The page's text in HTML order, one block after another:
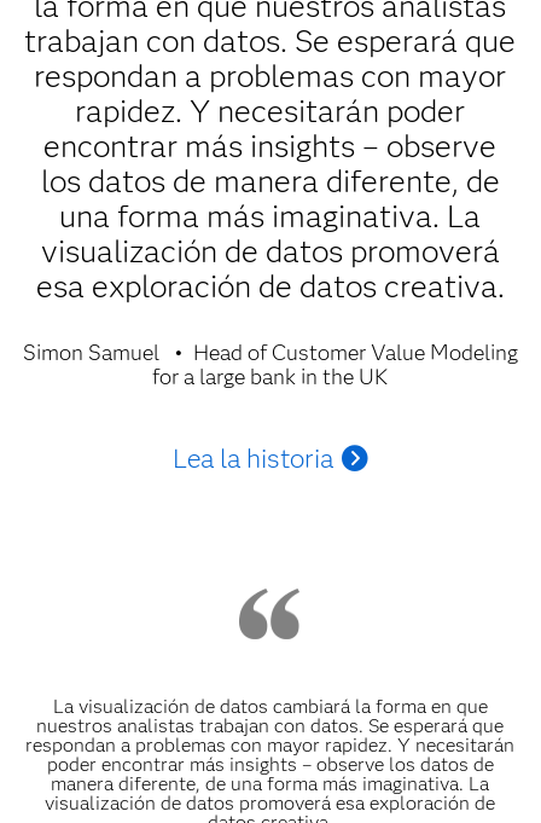
trabajan con datos. Se esperará que
respondan a problemas con mayor
rapidez. Y necesitarán poder
encontrar más insights – observe
los datos de manera diferente, de
una forma más imaginativa. La
visualización de datos promoverá
esa exploración de datos creativa.
Simon Samuel
Head of Customer Value Modeling
for a large bank in the UK
Lea la historia
La visualización de datos cambiará la forma en que
nuestros analistas trabajan con datos. Se esperará que
respondan a problemas con mayor rapidez. Y necesitarán
poder encontrar más insights – observe los datos de
manera diferente, de una forma más imaginativa. La
visualización de datos promoverá esa exploración de